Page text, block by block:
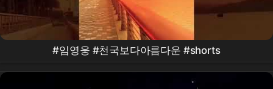
#임영웅 #천국보다아름다운 #shorts